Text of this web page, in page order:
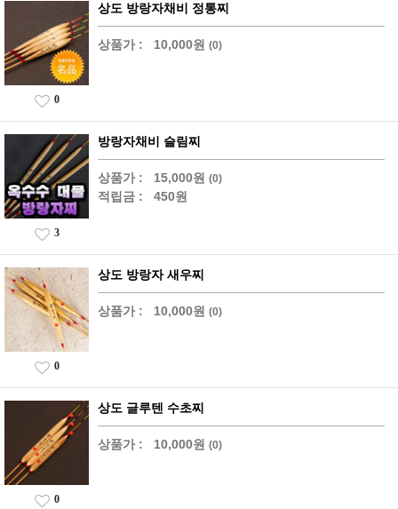
상도 방랑자채비 정통찌
상품가 : 10,000원 (0)
0
방랑자채비 슬림찌
상품가 : 15,000원 (0)
적립금 : 450원
3
상도 방랑자 새우찌
상품가 : 10,000원 (0)
0
상도 글루텐 수초찌
상품가 : 10,000원 (0)
0